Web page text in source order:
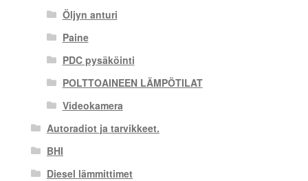
Öljyn anturi
Paine
PDC pysäköinti
POLTTOAINEEN LÄMPÖTILAT
Videokamera
Autoradiot ja tarvikkeet.
BHI
Diesel lämmittimet